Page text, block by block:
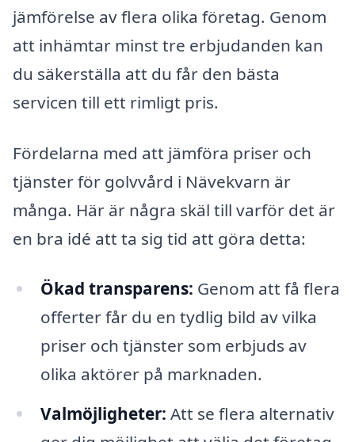
jämförelse av flera olika företag. Genom
att inhämtar minst tre erbjudanden kan
du säkerställa att du får den bästa
servicen till ett rimligt pris.
Fördelarna med att jämföra priser och
tjänster för golvvård i Nävekvarn är
många. Här är några skäl till varför det är
en bra idé att ta sig tid att göra detta:
Ökad transparens: Genom att få flera
offerter får du en tydlig bild av vilka
priser och tjänster som erbjuds av
olika aktörer på marknaden.
Valmöjligheter: Att se flera alternativ